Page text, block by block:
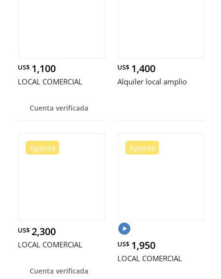
US$ 1,100
LOCAL COMERCIAL
Cuenta verificada
US$ 1,400
Alquiler local amplio
US$ 2,300
LOCAL COMERCIAL
Cuenta verificada
US$ 1,950
LOCAL COMERCIAL